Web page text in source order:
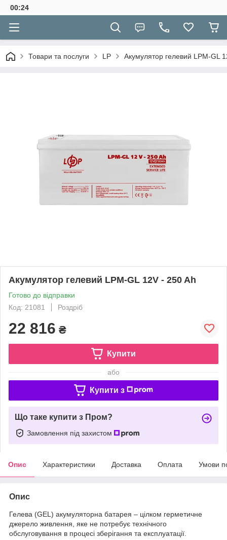
00:24
Товари та послуги LP Акумулятор гелевий LPM-GL
Акумулятор гелевий LPM-GL 12V - 250 Ah
Готово до відправки
Код: 21081
Роздріб
22 816 ₴
Купити
або
Купити з
Що таке купити з Пром?
Замовлення під захистом
Опис Характеристики Доставка Оплата Умови
Опис
Гелева (GEL) акумуляторна батарея – цілком герметичне
джерело живлення, яке не потребує технічного
обслуговування в процесі зберігання та експлуатації.